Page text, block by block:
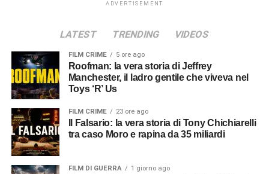
ADVERTISEMENT
LATEST TRENDING VIDEOS
FILM CRIME 5 ore ago
Roofman: la vera storia di Jeffrey
Manchester, il ladro gentile che viveva nel
Toys ‘R’ Us
FILM CRIME 23 ore ago
tra caso Moro e rapina da 35 miliardi
FILM DI GUERRA 1 giorno ago